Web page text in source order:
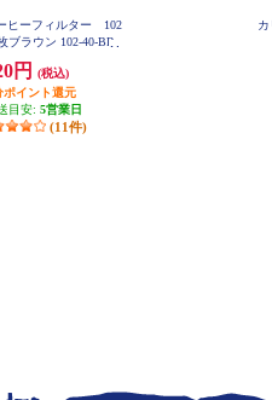
ヒーフィルター 102
ラウン 102-40-BR
円
(税込)
ポイント還元
目安: 5営業日
(11件)